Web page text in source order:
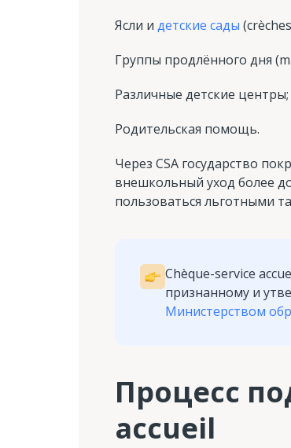
Ясли и детские сады
Группы продлённого дня
Различные детские центры;
Родительская помощь.
Через CSA государство
внешкольный уход более
пользоваться льготными
Chèque-service
признанному и
Министерством
Процесс
accueil